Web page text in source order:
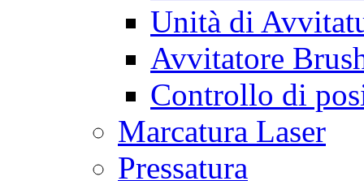
Unità di
Avvitatore
Controllo di
Marcatura Laser
Pressatura